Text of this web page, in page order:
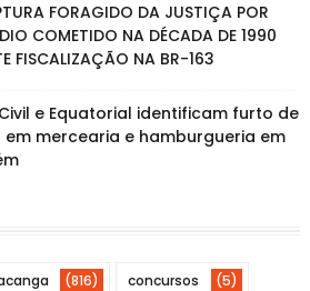
FORAGIDO DA JUSTIÇA POR
COMETIDO NA DÉCADA DE 1990
FISCALIZAÇÃO NA BR-163
e Equatorial identificam furto de
em mercearia e hamburgueria em
(816) concursos (5)